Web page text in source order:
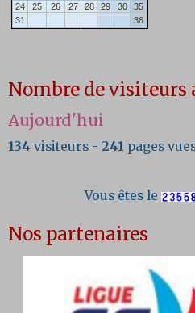
Nombre de visiteurs
Aujourd'hui
134 visiteurs - 241 pages
Vous êtes le
Nos partenaires